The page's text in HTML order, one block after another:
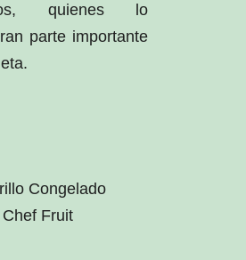
quienes lo
parte importante
Congelado
Fruit